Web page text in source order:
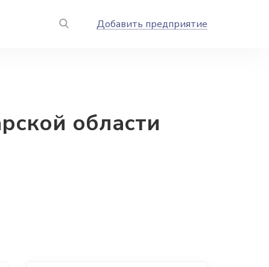
Добавить предприятие
области